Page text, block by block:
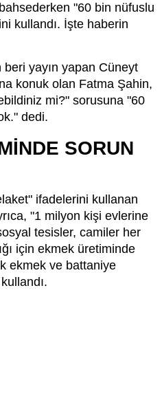
"60 bin nüfuslu
kullandı. İşte haberin
yayın yapan Cüneyt
konuk olan Fatma Şahin,
mi?" sorusuna "60
dedi.
SORUN
ifadelerini kullanan
"1 milyon kişi evlerine
tesisler, camiler her
için ekmek üretiminde
ekmek ve battaniye